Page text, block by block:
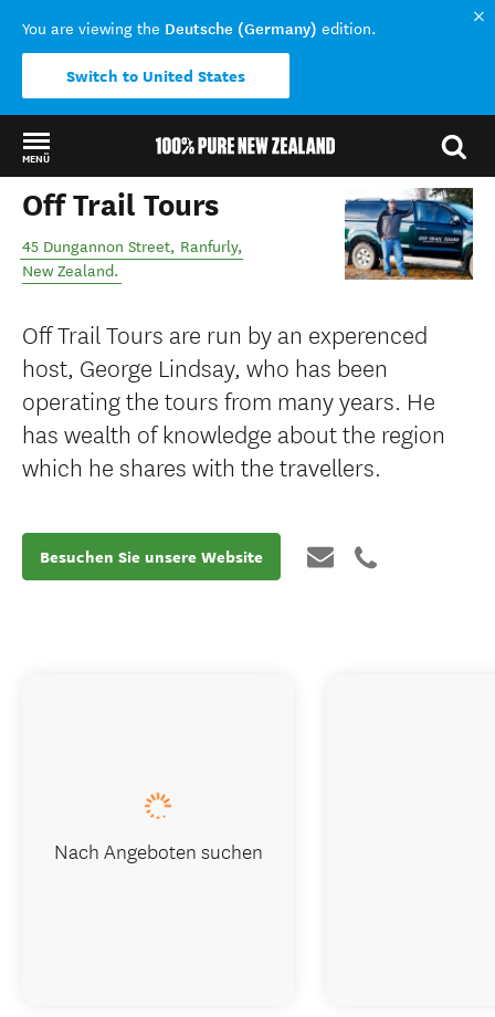
You are viewing the Deutsche (Germany) edition.
Switch to United States
MENÜ
Back to my results
Off Trail Tours
45 Dungannon Street, Ranfurly,
New Zealand.
Off Trail Tours are run by an experenced
host, George Lindsay, who has been
operating the tours from many years. He
has wealth of knowledge about the region
which he shares with the travellers.
Besuchen Sie unsere Website
Nach Angeboten suchen